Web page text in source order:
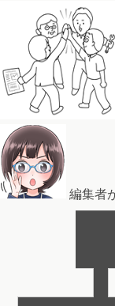
編集者